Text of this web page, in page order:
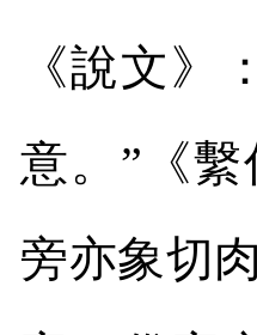
《說文》
意。”《
旁亦象切